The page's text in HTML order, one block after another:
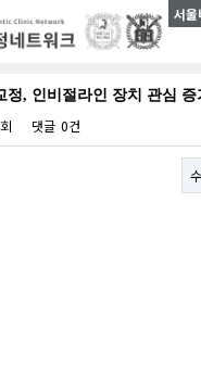
서울
정, 인비절라인 장치 관심 증
댓글 0건